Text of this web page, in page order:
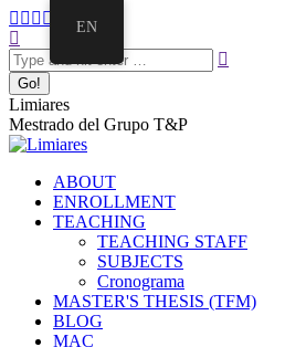
Skip
to
content
Facebook
opens
in
new
window
Twitter
opens
in
new
window
Mail
opens
in
new
window
Instagram
page
in
window
Linkedin
page
in
window
Search:
Limiares
Mestrado del Grupo T&P
ABOUT
ENROLLMENT
TEACHING
TEACHING STAFF
SUBJECTS
Cronograma
MASTER'S THESIS (TFM)
BLOG
MAC
EN